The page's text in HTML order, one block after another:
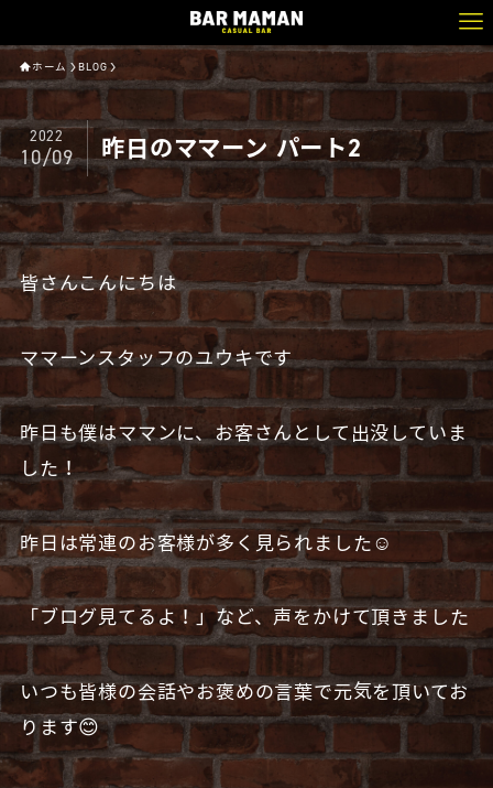
ホーム BLOG
昨日のママーン パート2
2022
10/09
皆さんこんにちは
ママーンスタッフのユウキです
昨日も僕はママンに、お客さんとして出没していま
した！
昨日は常連のお客様が多く見られました☺️
「ブログ見てるよ！」など、声をかけて頂きました
いつも皆様の会話やお褒めの言葉で元気を頂いてお
ります😊